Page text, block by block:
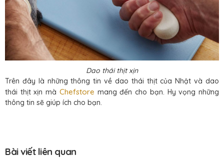
Dao thái thịt xịn
Trên đây là những thông tin về dao thái thịt của Nhật và dao
thái thịt xịn mà Chefstore mang đến cho bạn. Hy vọng những
thông tin sẽ giúp ích cho bạn.
Bài viết liên quan